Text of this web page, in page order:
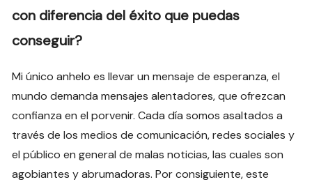
con diferencia del éxito que puedas
conseguir?
Mi único anhelo es llevar un mensaje de esperanza, el
mundo demanda mensajes alentadores, que ofrezcan
confianza en el porvenir. Cada día somos asaltados a
través de los medios de comunicación, redes sociales y
el público en general de malas noticias, las cuales son
agobiantes y abrumadoras. Por consiguiente, este